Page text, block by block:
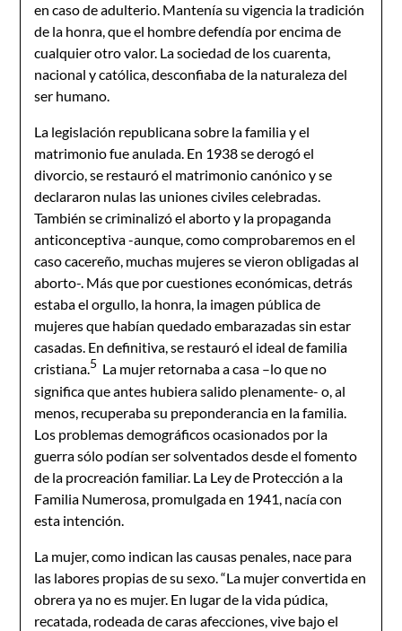
en caso de adulterio. Mantenía su vigencia la tradición
de la honra, que el hombre defendía por encima de
cualquier otro valor. La sociedad de los cuarenta,
nacional y católica, desconfiaba de la naturaleza del
ser humano.
La legislación republicana sobre la familia y el
matrimonio fue anulada. En 1938 se derogó el
divorcio, se restauró el matrimonio canónico y se
declararon nulas las uniones civiles celebradas.
También se criminalizó el aborto y la propaganda
anticonceptiva -aunque, como comprobaremos en el
caso cacereño, muchas mujeres se vieron obligadas al
aborto-. Más que por cuestiones económicas, detrás
estaba el orgullo, la honra, la imagen pública de
mujeres que habían quedado embarazadas sin estar
casadas. En definitiva, se restauró el ideal de familia
cristiana.5 La mujer retornaba a casa –lo que no
significa que antes hubiera salido plenamente- o, al
menos, recuperaba su preponderancia en la familia.
Los problemas demográficos ocasionados por la
guerra sólo podían ser solventados desde el fomento
de la procreación familiar. La Ley de Protección a la
Familia Numerosa, promulgada en 1941, nacía con
esta intención.
La mujer, como indican las causas penales, nace para
las labores propias de su sexo. “La mujer convertida en
obrera ya no es mujer. En lugar de la vida púdica,
recatada, rodeada de caras afecciones, vive bajo el